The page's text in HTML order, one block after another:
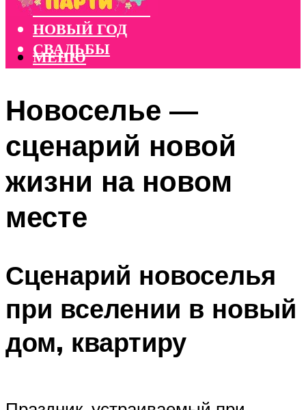
КОРПОРАТИВЫ
НОВЫЙ ГОД
СВАДЬБЫ
МЕНЮ
Новоселье —
сценарий новой
жизни на новом
месте
Сценарий новоселья
при вселении в новый
дом, квартиру